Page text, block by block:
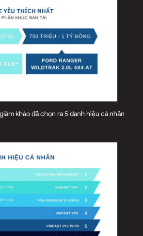
khảo đã chọn ra 5 danh hiệu cá nhân